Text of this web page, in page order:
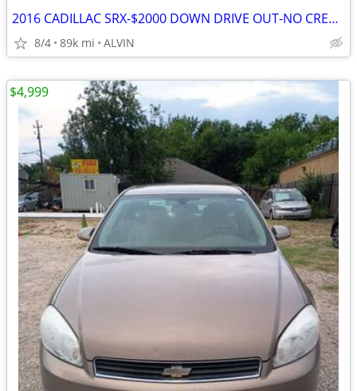
2016 CADILLAC SRX-$2000 DOWN DRIVE OUT-NO CREDIT CHECK-NO INTEREST-
8/4 89k mi ALVIN
$4,999